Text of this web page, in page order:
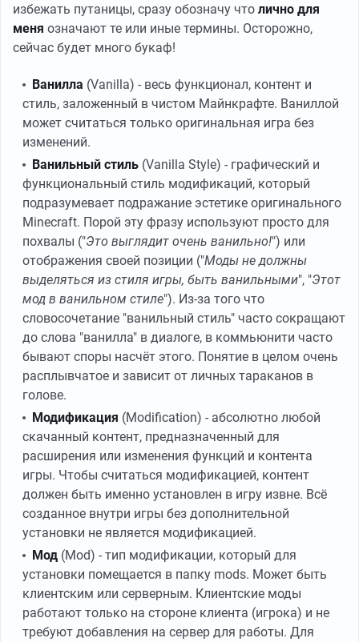
избежать путаницы, сразу обозначу что лично для
меня означают те или иные термины. Осторожно,
сейчас будет много букаф!
Ванилла (Vanilla) - весь функционал, контент и
стиль, заложенный в чистом Майнкрафте. Ваниллой
может считаться только оригинальная игра без
изменений.
Ванильный стиль (Vanilla Style) - графический и
функциональный стиль модификаций, который
подразумевает подражание эстетике оригинального
Minecraft. Порой эту фразу используют просто для
похвалы ("Это выглядит очень ванильно!") или
отображения своей позиции ("Моды не должны
выделяться из стиля игры, быть ванильными", "Этот
мод в ванильном стиле"). Из-за того что
словосочетание "ванильный стиль" часто сокращают
до слова "ванилла" в диалоге, в коммьюнити часто
бывают споры насчёт этого. Понятие в целом очень
расплывчатое и зависит от личных тараканов в
голове.
Модификация (Modification) - абсолютно любой
скачанный контент, предназначенный для
расширения или изменения функций и контента
игры. Чтобы считаться модификацией, контент
должен быть именно установлен в игру извне. Всё
созданное внутри игры без дополнительной
установки не является модификацией.
Мод (Mod) - тип модификации, который для
установки помещается в папку mods. Может быть
клиентским или серверным. Клиентские моды
работают только на стороне клиента (игрока) и не
требуют добавления на сервер для работы. Для